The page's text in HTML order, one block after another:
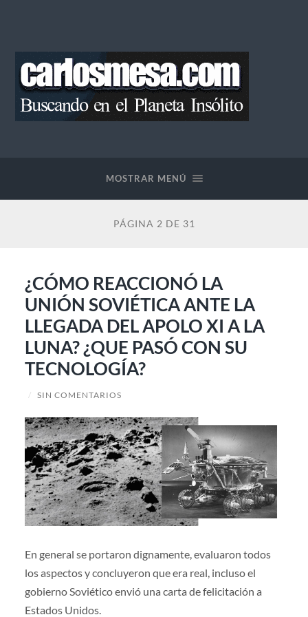
MOSTRAR MENÚ
PÁGINA 2 DE 31
¿CÓMO REACCIONÓ LA
UNIÓN SOVIÉTICA ANTE LA
LLEGADA DEL APOLO XI A LA
LUNA? ¿QUE PASÓ CON SU
TECNOLOGÍA?
/ SIN COMENTARIOS
En general se portaron dignamente, evaluaron todos
los aspectos y concluyeron que era real, incluso el
gobierno Soviético envió una carta de felicitación a
Estados Unidos.